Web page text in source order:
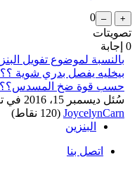
0
تصويتات
0 إجابة
بالنسبة لموضوع تفويل
بيخليه يفصل بدري شوية
حسب قوة ضخ
سُئل ديسمبر 15، 2016 في
JoycelynCarn
(
120 نقاط)
البنزين
اتصل بنا